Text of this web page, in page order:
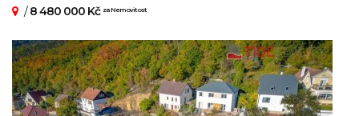
/8 480 000 Kč za Nemovitost